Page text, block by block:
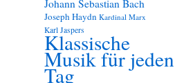
Johann Sebastian Bach
Joseph Haydn Kardinal Marx
Karl Jaspers
Klassische
Musik für jeden
Tag